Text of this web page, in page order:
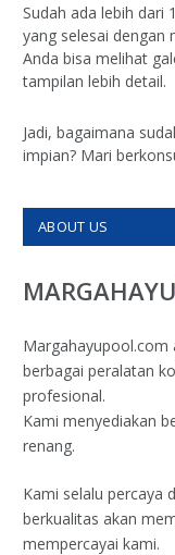
Sudah ada lebih dari
yang selesai dengan
Anda bisa melihat
tampilan lebih detail.
Jadi, bagaimana
impian? Mari
ABOUT US
MARGAHAYU
Margahayupool.com
berbagai peralatan
profesional.
Kami menyediakan
renang.
Kami selalu percaya
berkualitas akan
mempercayai kami.